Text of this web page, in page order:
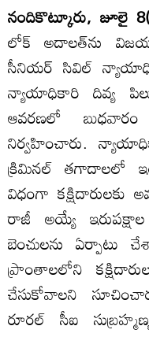
నందికొట్కూరు, జూలై
లోక్‌ అదాలత్‌ను
సీనియర్‌ సివిల్‌
న్యాయాధికారి దివ్య
ఆవరణలో
నిర్వహించారు.
క్రిమినల్‌ తగాదాలలో
విధంగా కక్షిదారులకు
రాజీ అయ్యే
బెంచులను ఏర్పాటు
ప్రాంతాలలోని
చేసుకోవాలని
రూరల్‌ సీఐ